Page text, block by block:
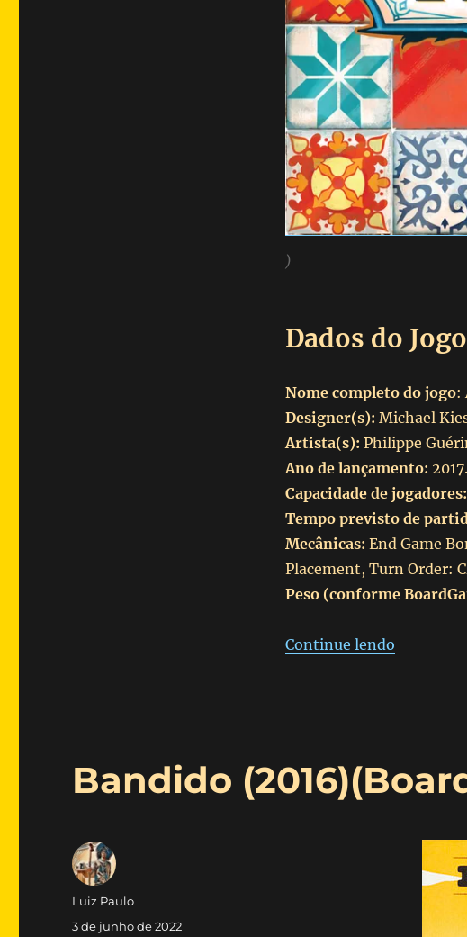
)
Dados do Jogo
Nome completo do jogo:
Designer(s): Michael
Artista(s): Philippe
Ano de lançamento:
Capacidade de jogadores:
Tempo previsto de
Mecânicas: End Game
Placement, Turn Order:
Peso (conforme
Continue lendo“Azul
Bandido
Autor
Luiz Paulo
Publicado
3 de junho de 2022